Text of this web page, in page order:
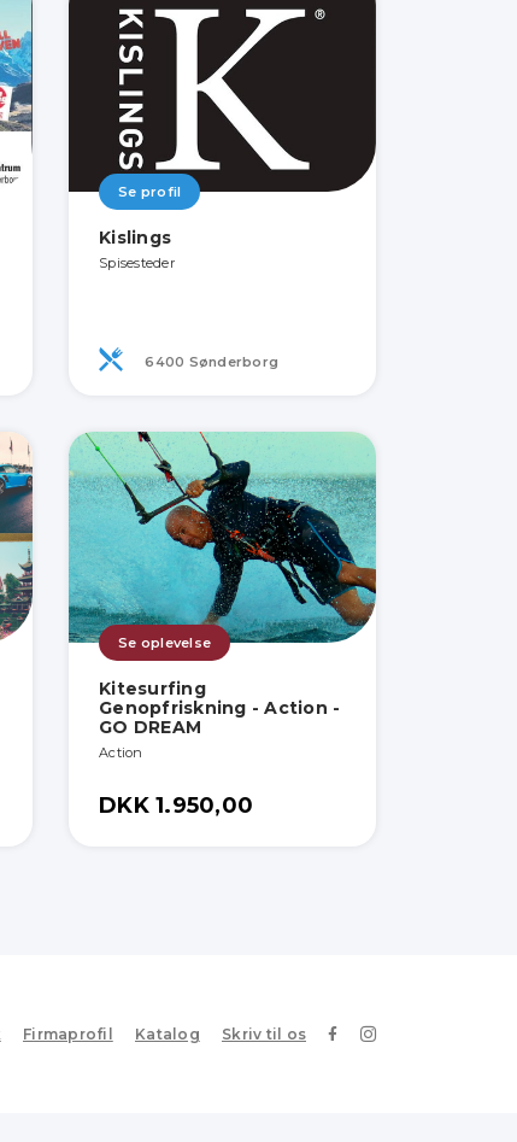
Se profil
Kislings
Spisesteder
6400 Sønderborg
Se oplevelse
Kitesurfing
Genopfriskning - Action -
GO DREAM
Action
DKK 1.950,00
Firmaprofil Katalog Skriv til os